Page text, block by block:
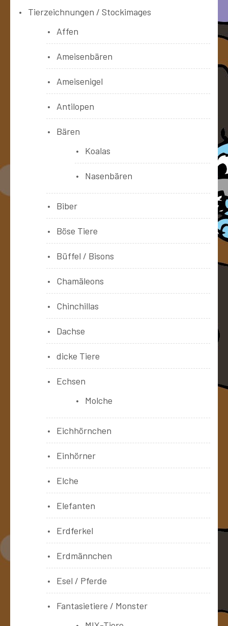
Tierzeichnungen / Stockimages
Affen
Ameisenbären
Ameisenigel
Antilopen
Bären
Koalas
Nasenbären
Biber
Böse Tiere
Büffel / Bisons
Chamäleons
Chinchillas
Dachse
dicke Tiere
Echsen
Molche
Eichhörnchen
Einhörner
Elche
Elefanten
Erdferkel
Erdmännchen
Esel / Pferde
Fantasietiere / Monster